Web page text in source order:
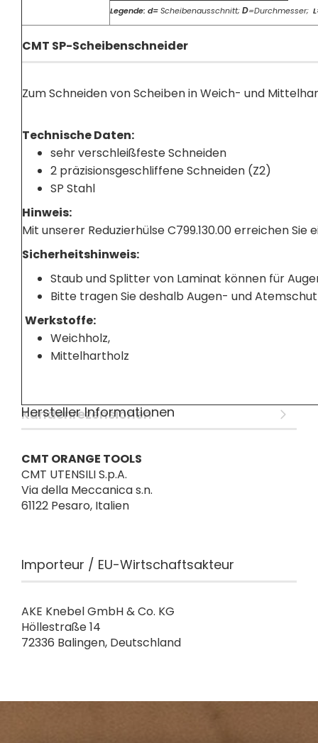
Legende: d=Scheibenausschnitt;D=Durchmesser;
CMT SP-Scheibenschneider
Zum Schneiden von Scheiben in Weich- und
Technische Daten:
sehr verschleißfeste Schneiden
2 präzisionsgeschliffene Schneiden (Z2)
SP Stahl
Hinweis:
Mit unserer Reduzierhülse C799.130.00 erreichen
Sicherheitshinweis:
Staub und Splitter von Laminat können für
Bitte tragen Sie deshalb Augen- und
Werkstoffe:
Weichholz,
Mittelhartholz
Kundenrezensionen
Hersteller Informationen
CMT ORANGE TOOLS
CMT UTENSILI S.p.A.
Via della Meccanica s.n.
61122 Pesaro, Italien
Importeur / EU-Wirtschaftsakteur
AKE Knebel GmbH & Co. KG
Höllestraße 14
72336 Balingen, Deutschland